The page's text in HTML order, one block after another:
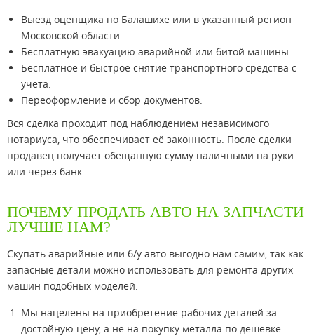
Выезд оценщика по Балашихе или в указанный регион
Московской области.
Бесплатную эвакуацию аварийной или битой машины.
Бесплатное и быстрое снятие транспортного средства с
учета.
Переоформление и сбор документов.
Вся сделка проходит под наблюдением независимого
нотариуса, что обеспечивает её законность. После сделки
продавец получает обещанную сумму наличными на руки
или через банк.
ПОЧЕМУ ПРОДАТЬ АВТО НА ЗАПЧАСТИ
ЛУЧШЕ НАМ?
Скупать аварийные или б/у авто выгодно нам самим, так как
запасные детали можно использовать для ремонта других
машин подобных моделей.
Мы нацелены на приобретение рабочих деталей за
достойную цену, а не на покупку металла по дешевке.